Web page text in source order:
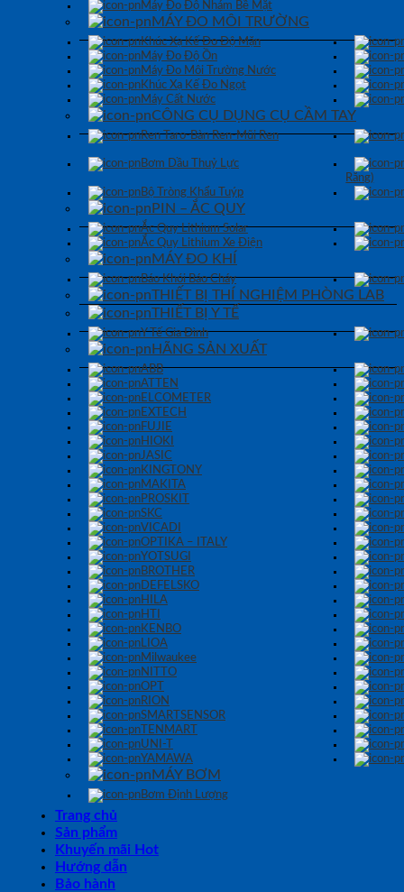
Máy Đo Độ Nhám Bề Mặt
MÁY ĐO MÔI TRƯỜNG
Khúc Xạ Kế Đo Độ Mặn
Máy Đo Độ Ồn
Máy Đo Môi Trường Nước
Khúc Xạ Kế Đo Ngọt
Máy Cất Nước
CÔNG CỤ DỤNG CỤ CẦM TAY
Ren Taro-Bàn Ren-Mũi Ren
Bơm Dầu Thuỷ Lực
Răng)
Bộ Tròng Khẩu Tuýp
PIN – ẮC QUY
Ắc Quy Lithium Solar
Ắc Quy Lithium Xe Điện
MÁY ĐO KHÍ
Báo Khói Báo Cháy
THIẾT BỊ THÍ NGHIỆM PHÒNG LAB
THIẾT BỊ Y TẾ
Y Tế Gia Đình
HÃNG SẢN XUẤT
ABB
ATTEN
ELCOMETER
EXTECH
FUJIE
HIOKI
JASIC
KINGTONY
MAKITA
PROSKIT
SKC
VICADI
OPTIKA – ITALY
YOTSUGI
BROTHER
DEFELSKO
HILA
HTI
KENBO
LIOA
Milwaukee
NITTO
OPT
RION
SMARTSENSOR
TENMART
UNI-T
YAMAWA
MÁY BƠM
Bơm Định Lượng
Trang chủ
Sản phẩm
Khuyến mãi Hot
Hướng dẫn
Bảo hành